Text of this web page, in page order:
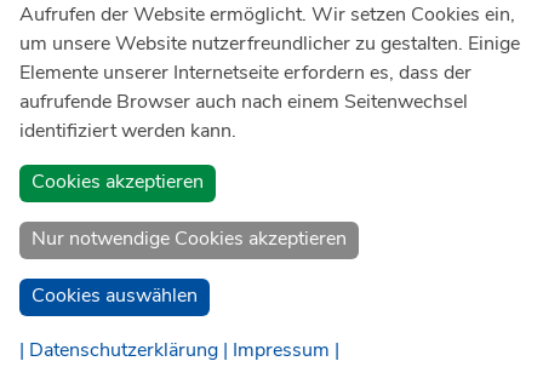
Kindernotfallzentrum Bonn
UKB-Telefonzentrale
+49 228287 0
Spenden Sie online an das Universitätsklinikum Bonn
Aufrufen der Website ermöglicht. Wir setzen Cookies ein,
um unsere Website nutzerfreundlicher zu gestalten. Einige
Elemente unserer Internetseite erfordern es, dass der
aufrufende Browser auch nach einem Seitenwechsel
identifiziert werden kann.
Cookies akzeptieren
Nur notwendige Cookies akzeptieren
Cookies auswählen
| Datenschutzerklärung | Impressum |